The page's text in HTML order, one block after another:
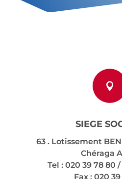

SIEGE
63 . Lotissement
Chéraga
Tel :020 39 78 80
Fax :020